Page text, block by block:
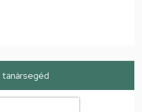
tanársegéd